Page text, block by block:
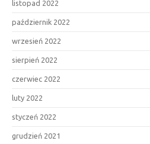
listopad 2022
październik 2022
wrzesień 2022
sierpień 2022
czerwiec 2022
luty 2022
styczeń 2022
grudzień 2021